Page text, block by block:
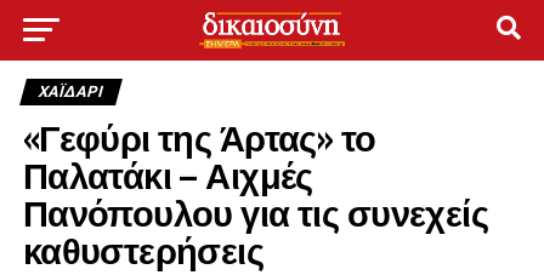
ΧΑΪΔΑΡΙ
«Γεφύρι της Άρτας» το
Παλατάκι – Αιχμές
Πανόπουλου για τις συνεχείς
καθυστερήσεις